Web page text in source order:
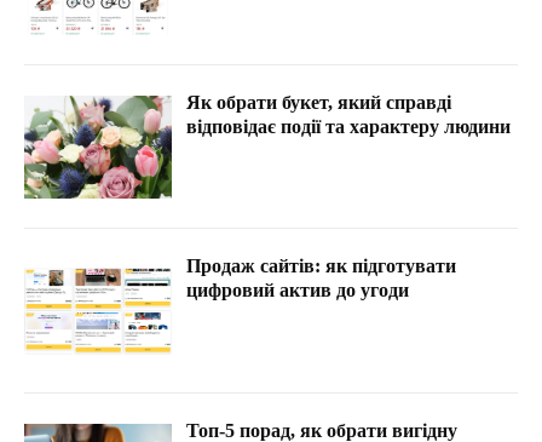
Як обрати букет, який справді
відповідає події та характеру людини
Продаж сайтів: як підготувати
цифровий актив до угоди
Топ-5 порад, як обрати вигідну